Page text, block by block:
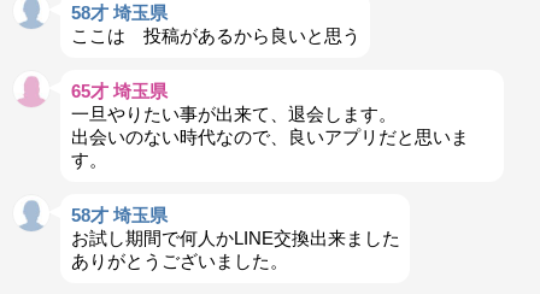
58才 埼玉県
ここは 投稿があるから良いと思う
65才 埼玉県
一旦やりたい事が出来て、退会します。
出会いのない時代なので、良いアプリだと思いま
す。
58才 埼玉県
お試し期間で何人かLINE交換出来ました
ありがとうございました。